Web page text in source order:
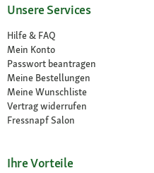
Unsere Services
Hilfe & FAQ
Mein Konto
Passwort beantragen
Meine Bestellungen
Meine Wunschliste
Vertrag widerrufen
Fressnapf Salon
Ihre Vorteile